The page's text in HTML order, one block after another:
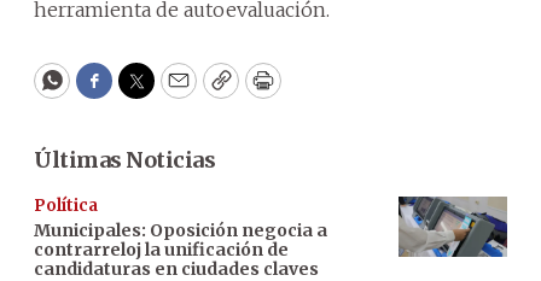
herramienta de autoevaluación.
WhatsApp
Facebook
Twitter
EmailCopyPrint
Últimas Noticias
Política
Municipales: Oposición negocia a
contrarreloj la unificación de
candidaturas en ciudades claves